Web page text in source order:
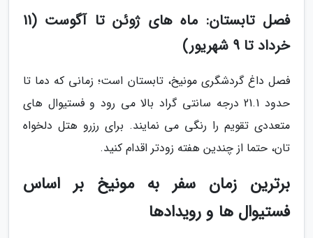
فصل تابستان: ماه های ژوئن تا آگوست (11
خرداد تا 9 شهریور)
فصل داغ گردشگری مونیخ، تابستان است؛ زمانی که دما تا
حدود 21.1 درجه سانتی گراد بالا می رود و فستیوال های
متعددی تقویم را رنگی می نمایند. برای رزرو هتل دلخواه
تان، حتما از چندین هفته زودتر اقدام کنید.
برترین زمان سفر به مونیخ بر اساس
فستیوال ها و رویدادها